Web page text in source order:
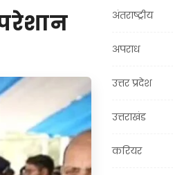
अंतराष्ट्रीय
अपराध
उत्तर प्रदेश
उत्तराखंड
करियर